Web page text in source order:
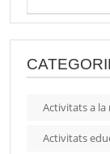
Activitats a la
Activitats